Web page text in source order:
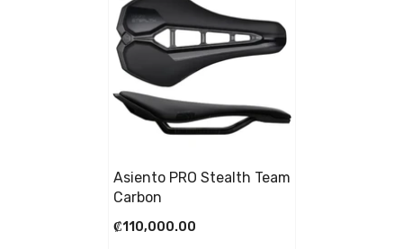
Asiento PRO Stealth Team
Carbon
₡110,000.00